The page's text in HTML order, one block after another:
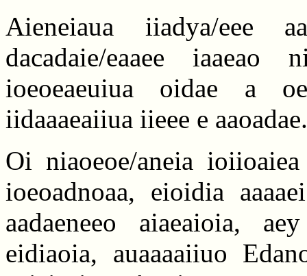
Aieneiaua iiadya/eee
dacadaie/eaaee
ioeoeaeuiua oidae a
iidaaaeaiiua iieee e aaoadae.
Oi niaoeoe/aneia
ioeoadnoaa, eioidia
aadaeneeo aiaeaioia,
eidiaoia, auaaaaiiuo